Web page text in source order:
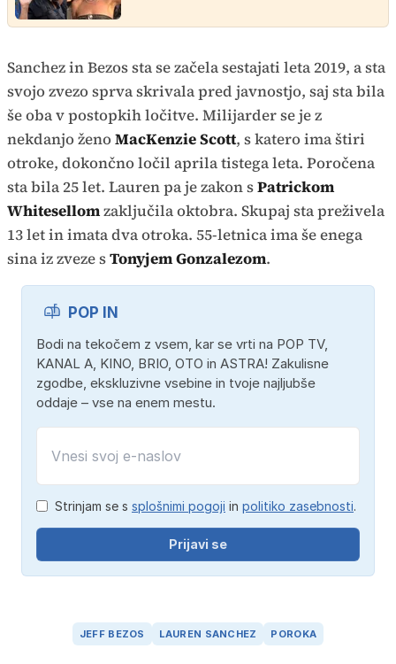
Sanchez in Bezos sta se začela sestajati leta 2019, a sta
svojo zvezo sprva skrivala pred javnostjo, saj sta bila
še oba v postopkih ločitve. Milijarder se je z
nekdanjo ženoMacKenzie Scott, s katero ima štiri
otroke, dokončno ločil aprila tistega leta. Poročena
sta bila 25 let. Lauren pa je zakon sPatrickom
Whitesellomzaključila oktobra. Skupaj sta preživela
13 let in imata dva otroka. 55-letnica ima še enega
sina iz zveze sTonyjem Gonzalezom.
POP IN
Bodi na tekočem z vsem, kar se vrti na POP TV,
KANAL A, KINO, BRIO, OTO in ASTRA! Zakulisne
zgodbe, ekskluzivne vsebine in tvoje najljubše
oddaje – vse na enem mestu.
Strinjam se s splošnimi pogoji in politiko zasebnosti.
Prijavi se
JEFF BEZOS LAUREN SANCHEZ POROKA